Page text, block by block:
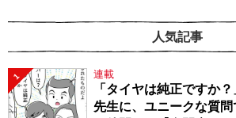
人気記事
1 連載
「タイヤは純正ですか
先生に、ユニークな質